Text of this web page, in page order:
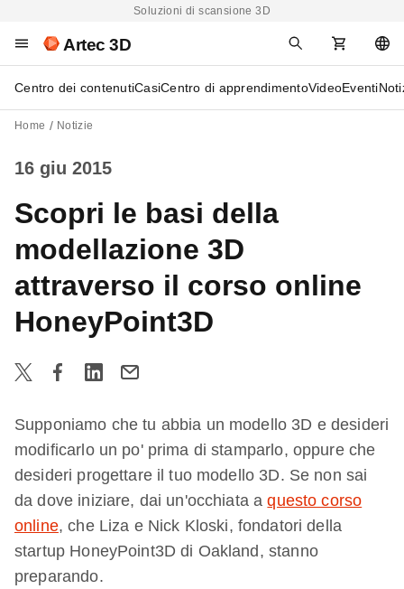
Soluzioni di scansione 3D
Artec 3D
Centro dei contenutiCasiCentro di apprendimentoVideoEventi
Home Notizie
16 giu 2015
Scopri le basi della
modellazione 3D
attraverso il corso online
HoneyPoint3D
Supponiamo che tu abbia un modello 3D e desideri
modificarlo un po' prima di stamparlo, oppure che
desideri progettare il tuo modello 3D. Se non sai
da dove iniziare, dai un'occhiata aquesto corso
online, che Liza e Nick Kloski, fondatori della
startup HoneyPoint3D di Oakland, stanno
preparando.